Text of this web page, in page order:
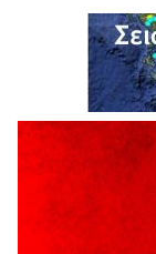
6 Αυγούστου 2026
Ολοκληρώνεται
6 Αυγούστου 2026
H παραδοχή
5 Αυγούστου 2026
Ο ΑΝΔΡΕΑΣ
ΓΡΕΒΕΝΩΝ